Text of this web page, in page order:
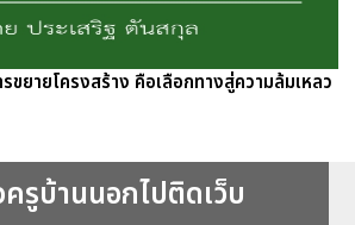
ขยายโครงสร้าง คือเลือกทางสู่ความล้มเหลว
ครูบ้านนอกไปติดเว็บ